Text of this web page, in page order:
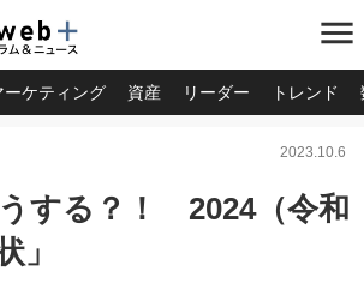
menu
ーケティング 資産 リーダー トレンド
2023.10.6
する？！ 2024（令和
」